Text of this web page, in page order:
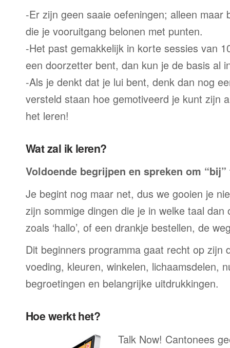
-Er zijn geen saaie oefeningen; alleen maar
die je vooruitgang belonen met punten.
-Het past gemakkelijk in korte sessies van
een doorzetter bent, dan kun je de basis al
-Als je denkt dat je lui bent, denk dan nog
versteld staan hoe gemotiveerd je kunt zijn
het leren!
Wat zal ik leren?
Voldoende begrijpen en spreken om
Je begint nog maar net, dus we gooien je
zijn sommige dingen die je in welke taal dan
zoals ‘hallo’, of een drankje bestellen, de
Dit beginners programma gaat recht op zijn
voeding, kleuren, winkelen, lichaamsdelen,
begroetingen en belangrijke uitdrukkingen.
Hoe werkt het?
Talk Now! Cantonees